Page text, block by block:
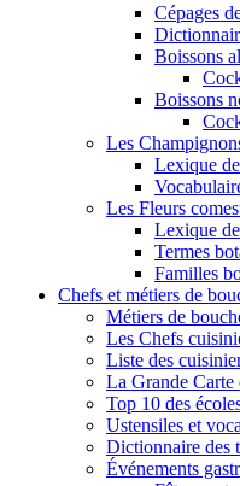
Cépages
Boissons
Boissons
Les
Lexique
Les Fleurs
Lexique
Termes
Familles
Chefs et métiers de
Métiers de
Les Chefs
Liste des
La Grande Carte
Top 10 des
Ustensiles et
Dictionnaire des
Événements